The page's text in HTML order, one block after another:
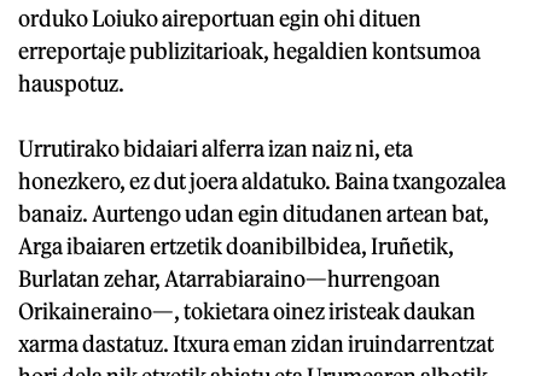
orduko Loiuko aireportuan egin ohi dituen
erreportaje publizitarioak, hegaldien kontsumoa
hauspotuz.
Urrutirako bidaiari alferra izan naiz ni, eta
honezkero, ez dut joera aldatuko. Baina txangozalea
banaiz. Aurtengo udan egin ditudanen artean bat,
Arga ibaiaren ertzetik doanibilbidea, Iruñetik,
Burlatan zehar, Atarrabiaraino—hurrengoan
Orikaineraino—, tokietara oinez iristeak daukan
xarma dastatuz. Itxura eman zidan iruindarrentzat